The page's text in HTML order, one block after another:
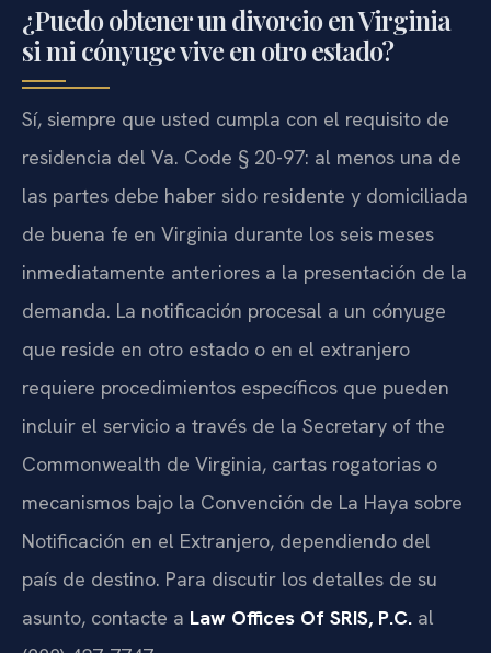
¿Puedo obtener un divorcio en Virginia
si mi cónyuge vive en otro estado?
Sí, siempre que usted cumpla con el requisito de
residencia del Va. Code § 20-97: al menos una de
las partes debe haber sido residente y domiciliada
de buena fe en Virginia durante los seis meses
inmediatamente anteriores a la presentación de la
demanda. La notificación procesal a un cónyuge
que reside en otro estado o en el extranjero
requiere procedimientos específicos que pueden
incluir el servicio a través de la Secretary of the
Commonwealth de Virginia, cartas rogatorias o
mecanismos bajo la Convención de La Haya sobre
Notificación en el Extranjero, dependiendo del
país de destino. Para discutir los detalles de su
asunto, contacte a Law Offices Of SRIS, P.C. al